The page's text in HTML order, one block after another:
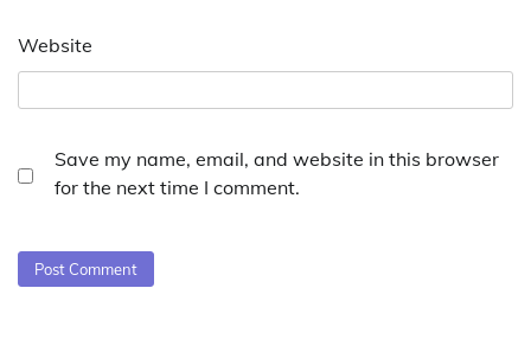
Website
Save my name, email, and website in this browser
for the next time I comment.